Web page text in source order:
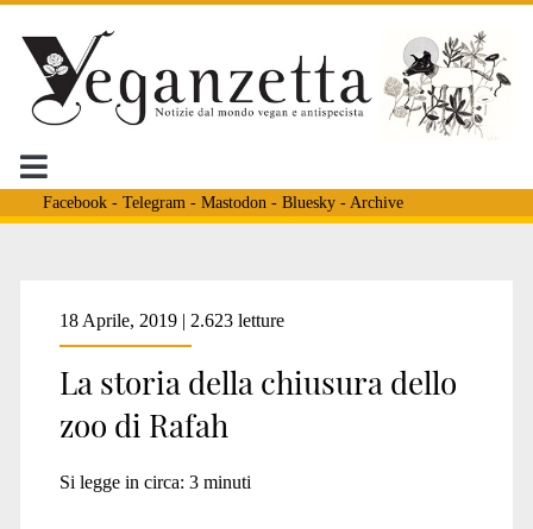
Facebook- Telegram - Mastodon - Bluesky- Archive
Tag:
<span>cuccioli
leone
18 Aprile, 2019 | 2.623 letture
La storia della chiusura dello
zoo di Rafah
Si legge in circa: 3 minuti